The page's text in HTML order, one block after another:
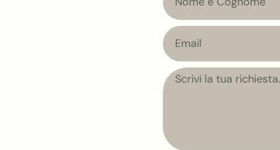
e
Cognome
Email
Messaggio